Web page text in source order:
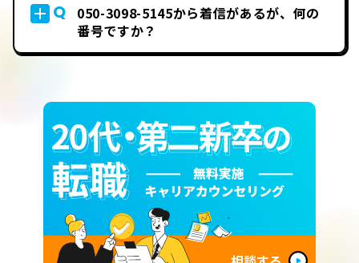
Q
050-3098-5145から着信があるが、何の
番号ですか？